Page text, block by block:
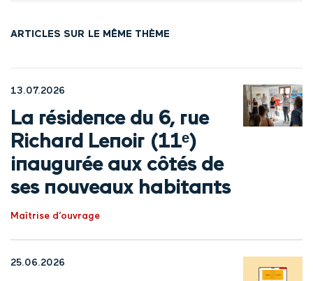
ARTICLES SUR LE MÊME THÈME
13.07.2026
La résidence du 6, rue
Richard Lenoir (11ᵉ)
inaugurée aux côtés de
ses nouveaux habitants
Maîtrise d’ouvrage
25.06.2026